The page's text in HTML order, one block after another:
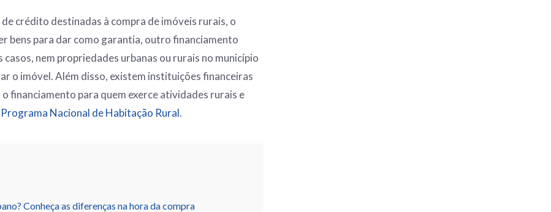
crédito destinadas à compra de imóveis rurais, o
bens para dar como garantia, outro financiamento
casos, nem propriedades urbanas ou rurais no município
o imóvel. Além disso, existem instituições financeiras
financiamento para quem exerce atividades rurais e
Programa Nacional de Habitação Rural.
Conheça as diferenças na hora da compra